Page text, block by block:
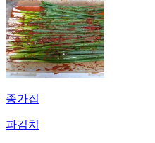
종가집
파김치